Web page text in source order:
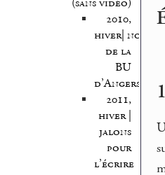
(sans vidéo)
2010,
hiver|
de la
BU
d’Angers
2011,
hiver |
jalons
pour
l’écrire